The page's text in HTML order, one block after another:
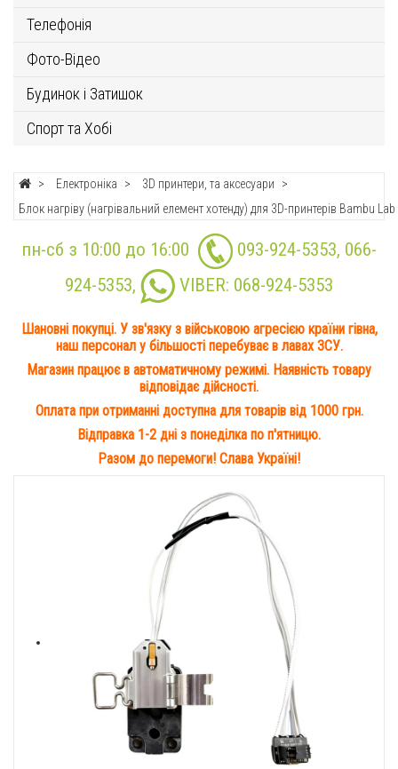
Телефонія
Фото-Відео
Будинок і Затишок
Спорт та Хобі
Електроніка
3D принтери, та аксесуари
Блок нагріву (нагрівальний елемент хотенду) для 3D-принтерів Bambu Lab
пн-сб з 10:00 до 16:00 093-924-5353, 066-
924-5353, VIBER: 068-924-5353
Шановні покупці. У зв'язку з військовою агресією країни гівна,
наш персонал у більшості перебуває в лавах ЗСУ.
Магазин працює в автоматичному режимі. Наявність товару
відповідає дійсності.
Оплата при отриманні доступна для товарів від 1000 грн.
Відправка 1-2 дні з понеділка по п'ятницю.
Разом до перемоги! Слава Україні!